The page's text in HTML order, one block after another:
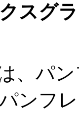
スグ
、パ
ンフ